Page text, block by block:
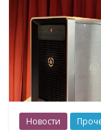
Новости